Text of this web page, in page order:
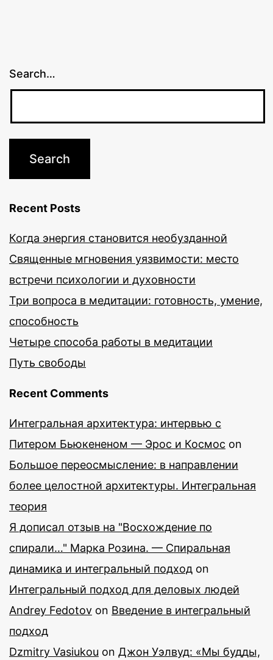
Search…
Recent Posts
Когда энергия становится необузданной
Священные мгновения уязвимости: место
встречи психологии и духовности
Три вопроса в медитации: готовность, умение,
способность
Четыре способа работы в медитации
Путь свободы
Recent Comments
Интегральная архитектура: интервью с
Питером Бьюкененом — Эрос и Космос on
Большое переосмысление: в направлении
более целостной архитектуры. Интегральная
теория
Я дописал отзыв на "Восхождение по
спирали…" Марка Розина. — Спиральная
динамика и интегральный подход on
Интегральный подход для деловых людей
Andrey Fedotov on Введение в интегральный
подход
Dzmitry Vasiukou on Джон Уэлвуд: «Мы будды,